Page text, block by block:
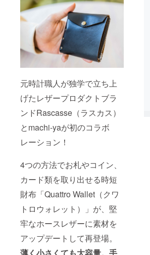
元時計職人が独学で立ち上
げたレザープロダクトブラ
ンドRascasse（ラスカス）
とmachi-yaが初のコラボ
レーション！
4つの方法でお札やコイン、
カード類を取り出せる時短
財布「Quattro Wallet（クワ
トロウォレット）」が、堅
牢なホースレザーに素材を
アップデートして再登場。
薄く小さくても大容量。手